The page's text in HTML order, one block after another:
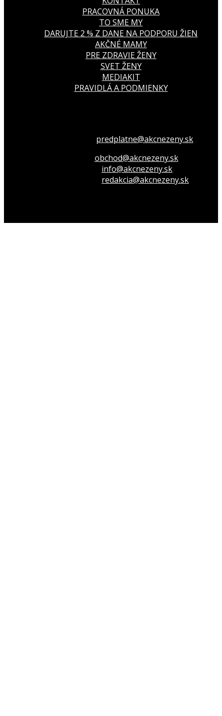
PRACOVNÁ PONUKA
TO SME MY
DARUJTE 2 % Z DANE NA PODPORU ŽIEN
AKČNÉ MAMY
PRE ZDRAVIE ŽENY
SVET ŽENY
MEDIAKIT
PRAVIDLÁ A PODMIENKY
predplatne@akcnezeny.sk
obchod@akcnezeny.sk
info@akcnezeny.sk
redakcia@akcnezeny.sk